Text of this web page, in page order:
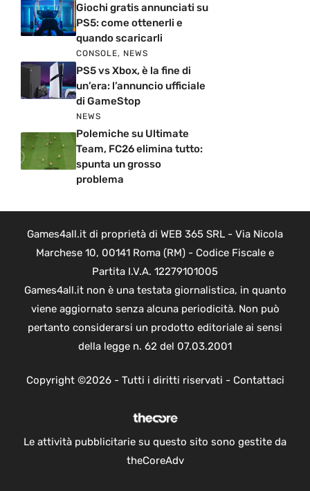
Giochi gratis annunciati su
PS5: come ottenerli e
quando scaricarli
CONSOLE, NEWS
PS5 vs Xbox, è la fine di
un’era: l’annuncio ufficiale
di GameStop
NEWS
Polemiche su Ultimate
Team, FC26 elimina tutto:
spunta un grosso
problema
Games4all.it di proprietà di WEB 365 SRL - Via Nicola
Marchese 10, 00141 Roma (RM) - Codice Fiscale e
Partita I.V.A. 12279101005
Games4all.it non è una testata giornalistica, in quanto
viene aggiornato senza alcuna periodicità. Non può
pertanto considerarsi un prodotto editoriale ai sensi
della legge n. 62 del 07.03.2001
Copyright ©2026 - Tutti i diritti riservati - Contattaci
Le attività pubblicitarie su questo sito sono gestite da
theCoreAdv